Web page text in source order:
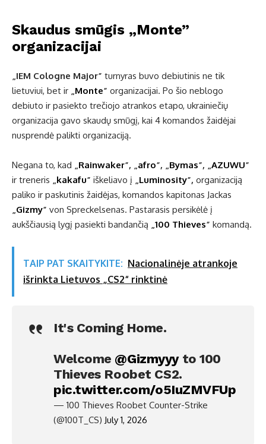
Skaudus smūgis „Monte”
organizacijai
„IEM Cologne Major” turnyras buvo debiutinis ne tik
lietuviui, bet ir „Monte” organizacijai. Po šio neblogo
debiuto ir pasiekto trečiojo atrankos etapo, ukrainiečių
organizacija gavo skaudų smūgį, kai 4 komandos žaidėjai
nusprendė palikti organizaciją.
Negana to, kad „Rainwaker”, „afro”, „Bymas”, „AZUWU”
ir treneris „kakafu” iškeliavo į „Luminosity”, organizaciją
paliko ir paskutinis žaidėjas, komandos kapitonas Jackas
„Gizmy” von Spreckelsenas. Pastarasis persikėlė į
aukščiausią lygį pasiekti bandančią „100 Thieves” komandą.
TAIP PAT SKAITYKITE: Nacionalinėje atrankoje
išrinkta Lietuvos „CS2“ rinktinė
It's Coming Home.
Welcome @Gizmyyyto 100
Thieves Roobet CS2.
pic.twitter.com/o5IuZMVFUp
— 100 Thieves Roobet Counter-Strike
(@100T_CS) July 1, 2026